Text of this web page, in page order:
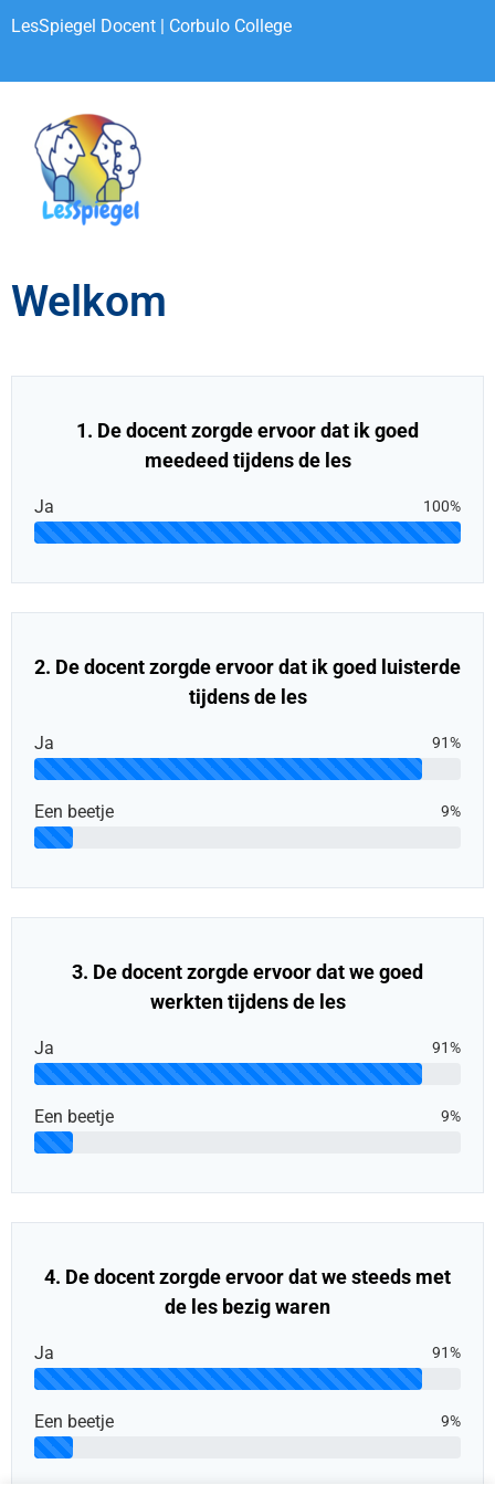
LesSpiegel Docent | Corbulo College
Welkom
1. De docent zorgde ervoor dat ik goed
meedeed tijdens de les
100%
Ja
2. De docent zorgde ervoor dat ik goed luisterde
tijdens de les
91%
Ja
9%
Een beetje
3. De docent zorgde ervoor dat we goed
werkten tijdens de les
91%
Ja
9%
Een beetje
4. De docent zorgde ervoor dat we steeds met
de les bezig waren
91%
Ja
9%
Een beetje